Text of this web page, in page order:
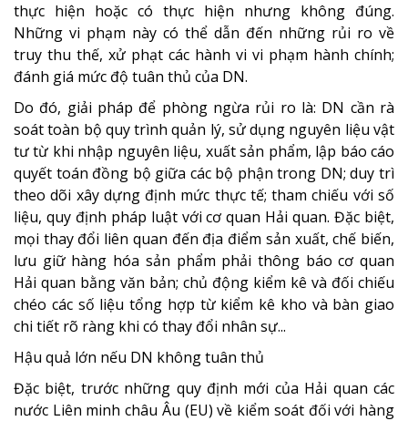
thực hiện hoặc có thực hiện nhưng không đúng.
Những vi phạm này có thể dẫn đến những rủi ro về
truy thu thế, xử phạt các hành vi vi phạm hành chính;
đánh giá mức độ tuân thủ của DN.
Do đó, giải pháp để phòng ngừa rủi ro là: DN cần rà
soát toàn bộ quy trình quản lý, sử dụng nguyên liệu vật
tư từ khi nhập nguyên liệu, xuất sản phẩm, lập báo cáo
quyết toán đồng bộ giữa các bộ phận trong DN; duy trì
theo dõi xây dựng định mức thực tế; tham chiếu với số
liệu, quy định pháp luật với cơ quan Hải quan. Đặc biệt,
mọi thay đổi liên quan đến địa điểm sản xuất, chế biến,
lưu giữ hàng hóa sản phẩm phải thông báo cơ quan
Hải quan bằng văn bản; chủ động kiểm kê và đối chiếu
chéo các số liệu tổng hợp từ kiểm kê kho và bàn giao
chi tiết rõ ràng khi có thay đổi nhân sự...
Hậu quả lớn nếu DN không tuân thủ
Đặc biệt, trước những quy định mới của Hải quan các
nước Liên minh châu Âu (EU) về kiểm soát đối với hàng